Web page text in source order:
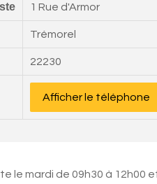
1 Rue d'Armor
Trémorel
22230
Afficher le téléphone
le mardi de 09h30 à 12h00